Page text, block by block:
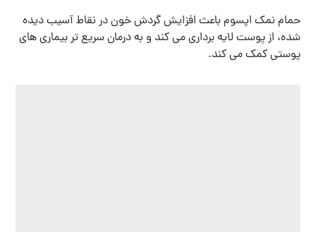
حمام نمک اپسوم باعث افزایش گردش خون در نقاط آسیب دیده
شده، از پوست لایه برداری می کند و به درمان سریع تر بیماری های
پوستی کمک می کند.